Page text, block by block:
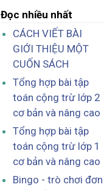
Đọc nhiều nhất
CÁCH VIẾT BÀI
GIỚI THIỆU MỘT
CUỐN SÁCH
Tổng hợp bài tập
toán cộng trừ lớp 2
cơ bản và nâng cao
Tổng hợp bài tập
toán cộng trừ lớp 1
cơ bản và nâng cao
Bingo - trò chơi đơn